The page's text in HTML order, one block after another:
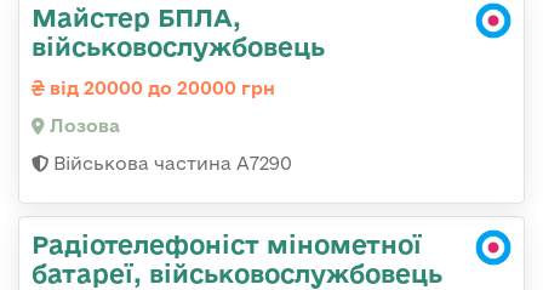
Майстер БПЛА,
військовослужбовець
від 20000 до 20000 грн
Лозова
Військова частина А7290
Радіотелефоніст мінометної
батареї, військовослужбовець